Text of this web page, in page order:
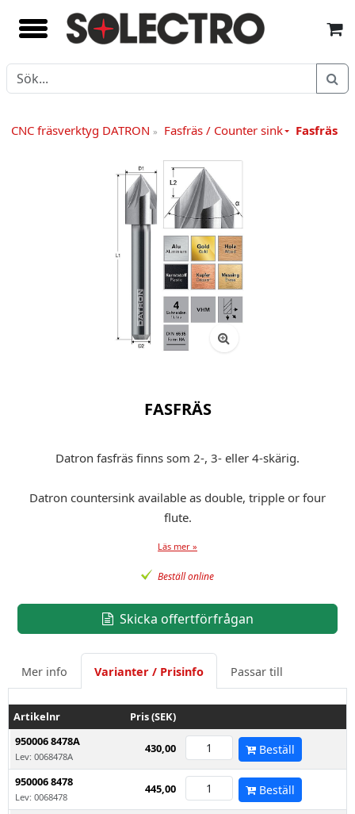
CNC fräsverktyg DATRON » Fasfräs / Counter sink Fasfräs
FASFRÄS
Datron fasfräs finns som 2-, 3- eller 4-skärig.
Datron countersink available as double, tripple or four
flute.
Läs mer »
Beställ online
Skicka offertförfrågan
Mer info Varianter / Prisinfo Passar till
Artikelnr
Pris (SEK)
950006 8478A
Lev: 0068478A
430,00 Beställ
950006 8478
Lev: 0068478
445,00 Beställ